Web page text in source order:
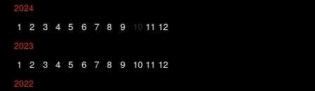
2024
1 2 3 4 5 6 7 8 9 10 11 12
2023
1 2 3 4 5 6 7 8 9 10 11 12
2022